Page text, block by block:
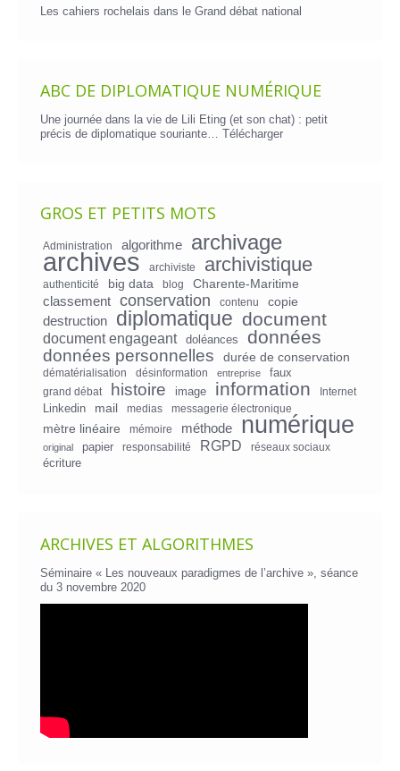
Les cahiers rochelais dans le Grand débat national
ABC DE DIPLOMATIQUE NUMÉRIQUE
Une journée dans la vie de Lili Eting (et son chat) : petit
précis de diplomatique souriante… Télécharger
GROS ET PETITS MOTS
Administration algorithme archivage
archives archiviste archivistique
authenticité big data blog
Charente-Maritime
classement
conservation contenu
copie
destruction
diplomatique document
document engageant doléances données
données personnelles durée de conservation
dématérialisation désinformation entreprise faux
grand débat histoire image information Internet
Linkedin mail medias messagerie électronique
mètre linéaire mémoire méthode numérique
original papier responsabilité RGPD réseaux sociaux
écriture
ARCHIVES ET ALGORITHMES
Séminaire « Les nouveaux paradigmes de l’archive », séance
du 3 novembre 2020